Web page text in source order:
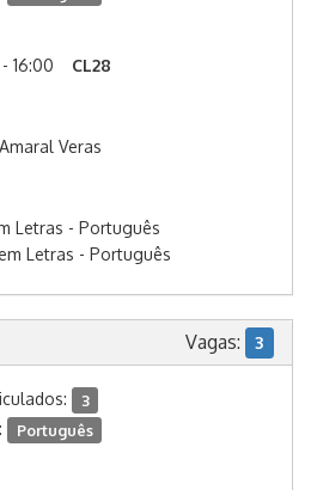
16:00
CL28
Veras
Letras - Português
Letras - Português
Vagas: 3
3
Português